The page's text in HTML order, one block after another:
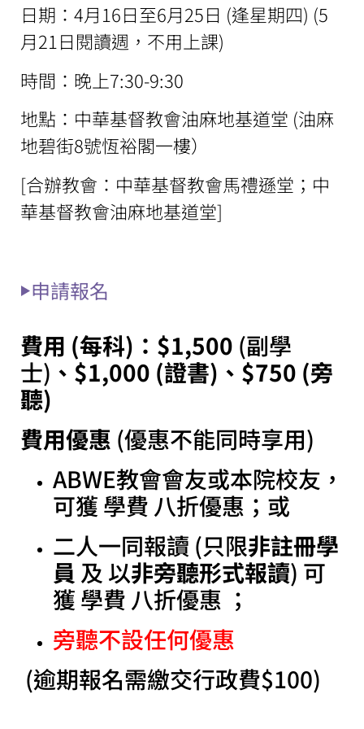
日期：4月16日至6月25日 (逢星期四) (5
月21日閱讀週，不用上課)
時間：晚上7:30-9:30
地點：中華基督教會油麻地基道堂 (油麻
地碧街8號恆裕閣一樓）
[合辦教會：中華基督教會馬禮遜堂；中
華基督教會油麻地基道堂]
申請報名
費用 (每科)：$1,500 (副學
士) 、$1,000 (證書)、$750 (旁
聽)
費用優惠 (優惠不能同時享用)
ABWE教會會友或本院校友，
可獲 學費 八折優惠；或
二人一同報讀 (只限非註冊學
員 及 以非旁聽形式報讀) 可
獲 學費 八折優惠 ；
旁聽不設任何優惠
(逾期報名需繳交行政費$100)